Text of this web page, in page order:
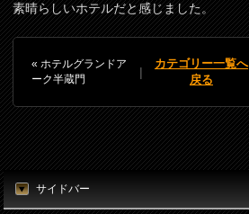
素晴らしいホテルだと感じました。
« ホテルグランドア
ーク半蔵門
|
カテゴリー一覧へ
戻る
サイドバー